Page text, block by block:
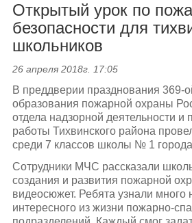
Открытый урок по
безопасности для
школьников
26 апреля 2018г. 17:05
В преддверии празднования 369-
образования пожарной охраны
отдела надзорной деятельности и
работы Тихвинского района
среди 7 классов школы № 1
Сотрудники МЧС рассказали
создания и развития пожарной
видеосюжет. Ребята узнали много
интересного из жизни пожарно-